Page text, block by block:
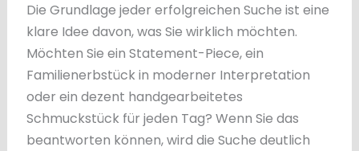
Die Grundlage jeder erfolgreichen Suche ist eine
klare Idee davon, was Sie wirklich möchten.
Möchten Sie ein Statement-Piece, ein
Familienerbstück in moderner Interpretation
oder ein dezent handgearbeitetes
Schmuckstück für jeden Tag? Wenn Sie das
beantworten können, wird die Suche deutlich